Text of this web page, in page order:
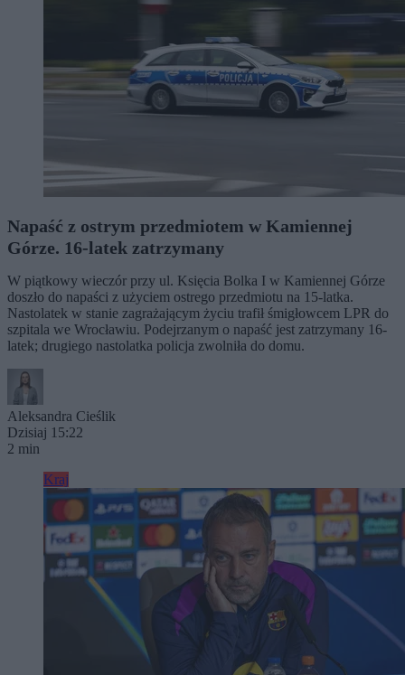
Napaść z ostrym przedmiotem w Kamiennej
Górze. 16-latek zatrzymany
W piątkowy wieczór przy ul. Księcia Bolka I w Kamiennej Górze
doszło do napaści z użyciem ostrego przedmiotu na 15-latka.
Nastolatek w stanie zagrażającym życiu trafił śmigłowcem LPR do
szpitala we Wrocławiu. Podejrzanym o napaść jest zatrzymany 16-
latek; drugiego nastolatka policja zwolniła do domu.
Aleksandra Cieślik
Dzisiaj 15:22
2 min
Kraj